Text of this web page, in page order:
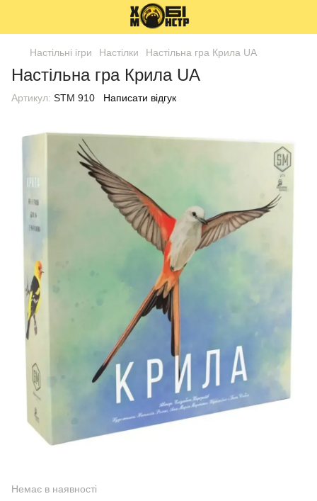
Настільні ігри Настілки Настільна гра Крила UA
Настільна гра Крила UA
Артикул: STM 910 Написати відгук
Немає в наявності